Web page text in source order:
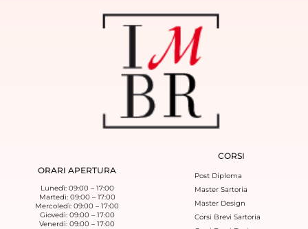
ORARI APERTURA
Lunedì: 09:00 – 17:00
Martedì: 09:00 – 17:00
Mercoledì: 09:00 – 17:00
Giovedì: 09:00 – 17:00
Venerdì: 09:00 – 17:00
CORSI
Post Diploma
Master Sartoria
Master Design
Corsi Brevi Sartoria